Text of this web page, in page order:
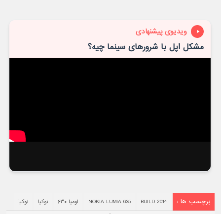
ویدیوی پیشنهادی
مشکل اپل با شرورهای سینما چیه؟
برچسب ها : BUILD 2014
NOKIA LUMIA 635 لومیا ۶۳۰ نوکیا نوکیا